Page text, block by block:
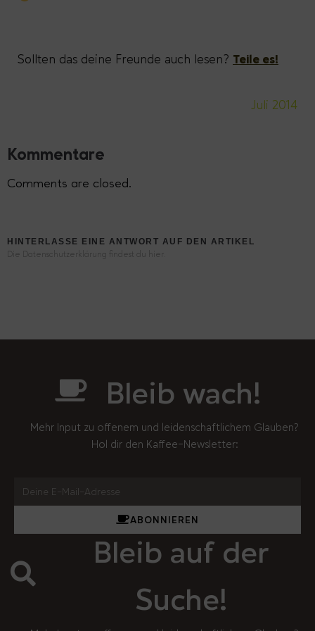
Sollten das deine Freunde auch lesen? Teile es!
Juli 2014
Kommentare
Comments are closed.
HINTERLASSE EINE ANTWORT AUF DEN ARTIKEL
Die Datenschutzerklärung findest du hier.
Bleib wach!
Mehr Input zu offenem und leidenschaftlichem Glauben?
Hol dir den Kaffee-Newsletter:
ABONNIEREN
Bleib auf der
Suche!